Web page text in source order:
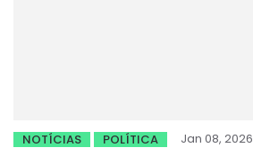
NOTÍCIAS POLÍTICA Jan 08, 2026